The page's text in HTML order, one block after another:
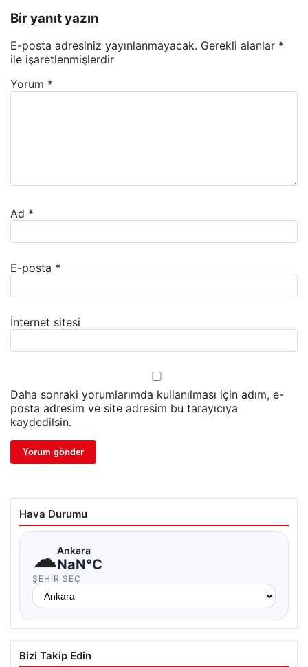
Bir yanıt yazın
E-posta adresiniz yayınlanmayacak. Gerekli alanlar *
ile işaretlenmişlerdir
Yorum *
Ad *
E-posta *
İnternet sitesi
Daha sonraki yorumlarımda kullanılması için adım, e-
posta adresim ve site adresim bu tarayıcıya
kaydedilsin.
Hava Durumu
☁Ankara
NaN°C
ŞEHIR SEÇ
Bizi Takip Edin